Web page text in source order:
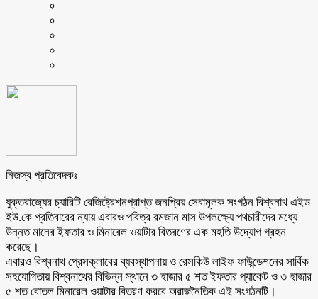
নিজস্ব প্রতিবেদকঃ
যুক্তরাজ্যের চ্যারিটি রেজিষ্ট্রেশনপ্রাপ্ত জনপ্রিয় সেবামূলক সংগঠন বিশ্বনাথ এইড
ইউ.কে প্রতিবারের ন্যায় এবারও পবিত্র রমজান মাস উপলক্ষ্যে পথচারীদের মধ্যে
উন্নত মানের ইফতার ও মিনারেল ওয়াটার বিতরণের এক মহতি উদ্যোগ গ্রহন
করেছে।
এবারও বিশ্বনাথ প্রেসক্লাবের ব্যবস্থাপনায় ও রেসকিউ লাইফ ফাউন্ডেশনের সার্বিক
সহযোগিতায় বিশ্বনাথের বিভিন্ন স্থানে ৩ হাজার ৫ শত ইফতার প্যাকেট ও ৩ হাজার
৫ শত বোতল মিনারেল ওয়াটার বিতরণ করবে অরাজনৈতিক এই সংগঠনটি।